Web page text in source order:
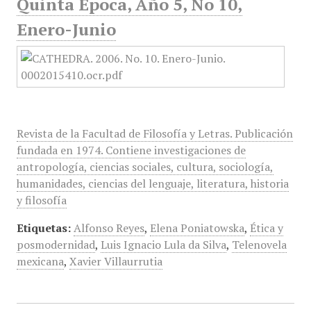
Enero-Junio
Revista de la Facultad de Filosofía y Letras. Publicación
fundada en 1974. Contiene investigaciones de
antropología, ciencias sociales, cultura, sociología,
humanidades, ciencias del lenguaje, literatura, historia
y filosofía
Etiquetas: Alfonso Reyes, Elena Poniatowska, Ética y
posmodernidad, Luis Ignacio Lula da Silva, Telenovela
mexicana, Xavier Villaurrutia